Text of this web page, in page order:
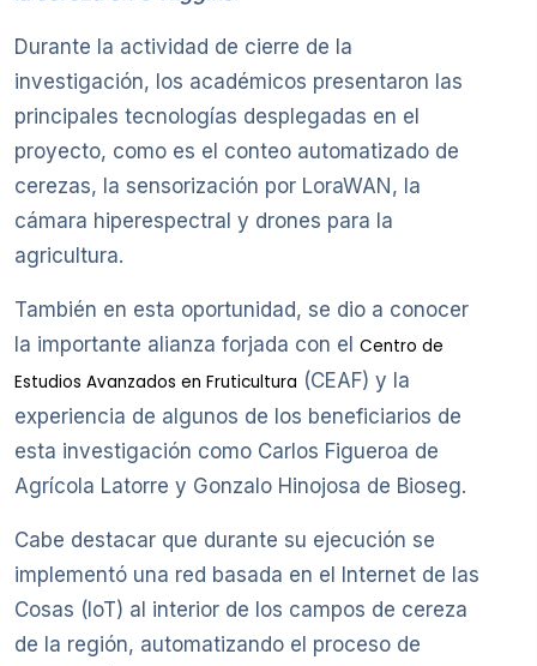
Durante la actividad de cierre de la
investigación, los académicos presentaron las
principales tecnologías desplegadas en el
proyecto, como es el conteo automatizado de
cerezas, la sensorización por LoraWAN, la
cámara hiperespectral y drones para la
agricultura.
También en esta oportunidad, se dio a conocer
la importante alianza forjada con el Centro de
Estudios Avanzados en Fruticultura (CEAF) y la
experiencia de algunos de los beneficiarios de
esta investigación como Carlos Figueroa de
Agrícola Latorre y Gonzalo Hinojosa de Bioseg.
Cabe destacar que durante su ejecución se
implementó una red basada en el Internet de las
Cosas (IoT) al interior de los campos de cereza
de la región, automatizando el proceso de